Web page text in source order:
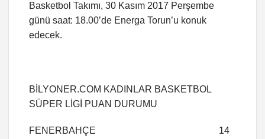
Basketbol Takımı, 30 Kasım 2017 Perşembe
günü saat: 18.00’de Energa Torun’u konuk
edecek.
BİLYONER.COM KADINLAR BASKETBOL
SÜPER LİGİ PUAN DURUMU
FENERBAHÇE 14